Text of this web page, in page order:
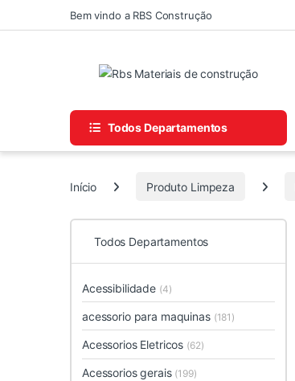
Skip to navigation
Skip to contentBem vindo a RBS Construção
Todos Departamentos
Início Produto Limpeza
Todos Departamentos
Acessibilidade (4)
acessorio para maquinas (181)
Acessorios Eletricos (62)
Acessorios gerais (199)